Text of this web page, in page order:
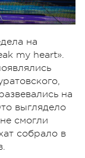
на
my heart».
на
выглядело
смогли
собрало в